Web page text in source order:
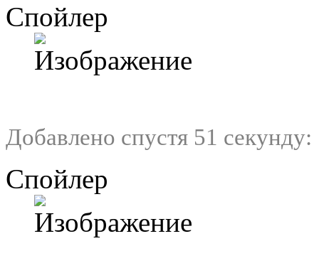
Спойлер
Добавлено спустя 51 секунду:
Спойлер